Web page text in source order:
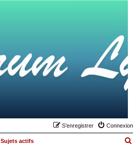
Connexion
S’enregistrer
Sujets actifs